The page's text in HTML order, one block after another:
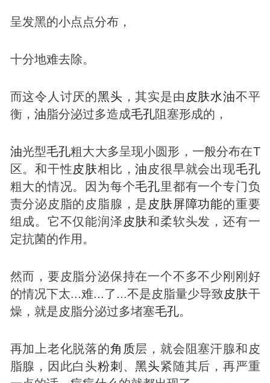
呈发黑的小点点分布，
十分地难去除。
而这令人讨厌的黑头 ，其实是由 皮肤水油不平
衡， 油脂分泌过多造成毛孔阻塞形成的，
油光型毛孔粗大大多呈现小圆形，一般分布在T
区。和干性皮肤相比，油 皮很早就会出现毛孔
粗大的情况。因为每个毛孔里都有一个专门负
责分泌皮脂的皮脂腺，是 皮肤屏障功能的重要
组成。它不仅能润泽 皮肤和柔软头发，还有一
定抗菌的作用。
然而，要皮脂分泌保持在一个不多不少刚刚好
的情况下太...难...了...不是皮脂量少导致皮肤干
燥，就是皮脂分泌过多堵塞毛孔。
再加上老化脱落的角质层，就会阻塞汗腺和皮
脂腺，因此白头粉刺 、黑头紧随其后，再严重